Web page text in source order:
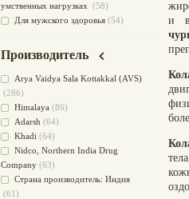
и
умственных нагрузках (58)
Для мужского здоровья (54)
применения
(51)
Для приготовления пищи(49)
от инфекций мочеполовой
системы(49)
Для стабилизации деятельности
ЦНС(47)
для суставов(47)
Лечит опухоли и отеки
Для медитации(44)
выводит токсины
Производитель
Arya Vaidya Sala Kottakkal (AVS)
(286)
Himalaya (86)
Adarsh (64)
Khadi (64)
Nidсo, Northern India Drug
Company (63)
Страна производитель: Индия
(61)